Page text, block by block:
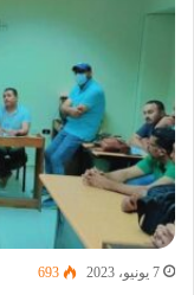
7 يونيو، 2023 693